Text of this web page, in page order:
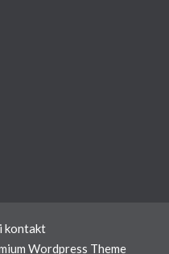
kontakt
Wordpress Theme